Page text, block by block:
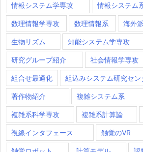
情報システム学専攻 情報システム
数理情報学専攻 数理情報系 海外
生物リズム 知能システム学専攻
研究グループ紹介 社会情報学専攻
組合せ最適化 組込みシステム研究セン
著作物紹介 複雑システム系
複雑系科学専攻 複雑系計算論
視線インタフェース 触覚のVR